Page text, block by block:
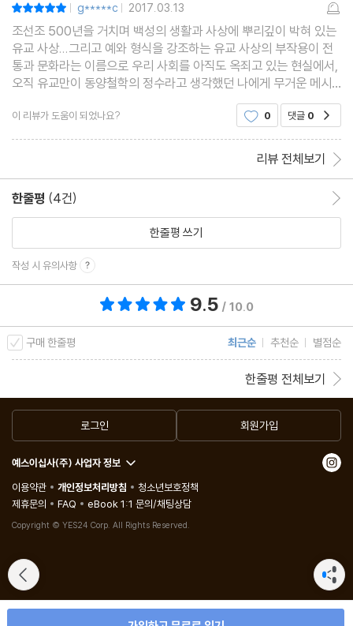
| g*****c | 2017.03.13
조선조 500년을 거치며 백성의 생활과 사상에 뿌리깊이 박혀 있는
유교 사상...그리고 예와 형식을 강조하는 유교 사상의 부작용이 전
통과 문화라는 이름으로 우리 사회를 아직도 옥죄고 있는 현실에서,
오직 유교만이 동양철학의 정수라고 생각했던 나에게 무거운 메시
지를 던져 주네요.이미 묵자의 묵학은 당대에 유교와 쌍벽을 이루던
주류 학파였으나 민중에 뿌리내리지 못 하고 쇄락
이 리뷰가 도움이 되었나요? 0 댓글 0
리뷰 전체보기
한줄평 (4건)
한줄평 쓰기
작성 시 유의사항
9.5 / 10.0
구매 한줄평 최근순 추천순 별점순
한줄평 전체보기
로그인 회원가입
예스이십사(주) 사업자 정보
이용약관
개인정보처리방침
청소년보호정책
제휴문의
FAQ eBook 1:1 문의/채팅상담
Copyright © YES24 Corp. All Rights Reserved.